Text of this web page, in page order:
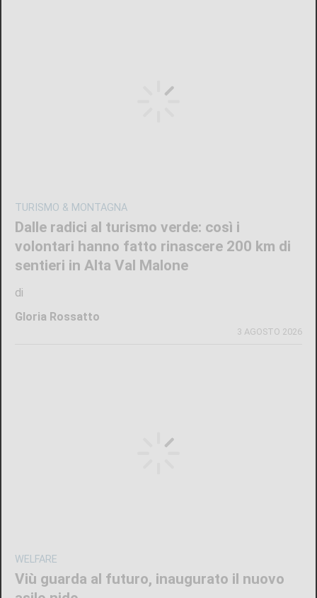
TURISMO & MONTAGNA
Dalle radici al turismo verde: così i
volontari hanno fatto rinascere 200 km di
sentieri in Alta Val Malone
di
Gloria Rossatto
3 AGOSTO 2026
WELFARE
Viù guarda al futuro, inaugurato il nuovo